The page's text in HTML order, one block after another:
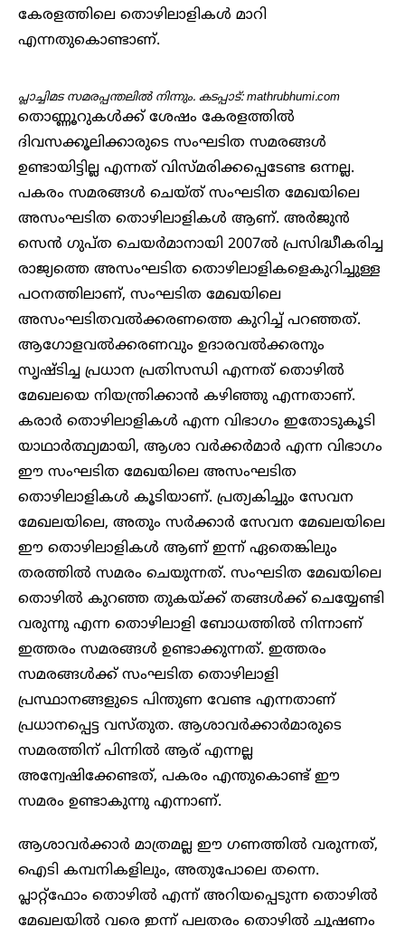
കേരളത്തിലെ തൊഴിലാളികൾ മാറി
എന്നതുകൊണ്ടാണ്.
പ്ലാച്ചിമട സമരപ്പന്തലിൽ നിന്നും. കടപ്പാട്: mathrubhumi.com
തൊണ്ണൂറുകൾക്ക് ശേഷം കേരളത്തിൽ
ദിവസക്കൂലിക്കാരുടെ സംഘടിത സമരങ്ങൾ
ഉണ്ടായിട്ടില്ല എന്നത് വിസ്മരിക്കപ്പെടേണ്ട ഒന്നല്ല.
പകരം സമരങ്ങൾ ചെയ്ത് സംഘടിത മേഖയിലെ
അസംഘടിത തൊഴിലാളികൾ ആണ്. അർജുൻ
സെൻ ഗുപ്ത ചെയർമാനായി 2007ൽ പ്രസിദ്ധീകരിച്ച
രാജ്യത്തെ അസംഘടിത തൊഴിലാളികളെകുറിച്ചുള്ള
പഠനത്തിലാണ്, സംഘടിത മേഖയിലെ
അസംഘടിതവൽക്കരണത്തെ കുറിച്ച് പറഞ്ഞത്.
ആഗോളവൽക്കരണവും ഉദാരവൽക്കരനും
സൃഷ്ടിച്ച പ്രധാന പ്രതിസന്ധി എന്നത് തൊഴിൽ
മേഖലയെ നിയന്ത്രിക്കാൻ കഴിഞ്ഞു എന്നതാണ്.
കരാർ തൊഴിലാളികൾ എന്ന വിഭാഗം ഇതോടുകൂടി
യാഥാർത്ഥ്യമായി, ആശാ വർക്കർമാർ എന്ന വിഭാഗം
ഈ സംഘടിത മേഖയിലെ അസംഘടിത
തൊഴിലാളികൾ കൂടിയാണ്. പ്രത്യകിച്ചും സേവന
മേഖലയിലെ, അതും സർക്കാർ സേവന മേഖലയിലെ
ഈ തൊഴിലാളികൾ ആണ് ഇന്ന് ഏതെങ്കിലും
തരത്തിൽ സമരം ചെയുന്നത്. സംഘടിത മേഖയിലെ
തൊഴിൽ കുറഞ്ഞ തുകയ്ക്ക് തങ്ങൾക്ക് ചെയ്യേണ്ടി
വരുന്നു എന്ന തൊഴിലാളി ബോധത്തിൽ നിന്നാണ്
ഇത്തരം സമരങ്ങൾ ഉണ്ടാക്കുന്നത്. ഇത്തരം
സമരങ്ങൾക്ക് സംഘടിത തൊഴിലാളി
പ്രസ്ഥാനങ്ങളുടെ പിന്തുണ വേണ്ട എന്നതാണ്
പ്രധാനപ്പെട്ട വസ്തുത. ആശാവർക്കാർമാരുടെ
സമരത്തിന് പിന്നിൽ ആര് എന്നല്ല
അന്വേഷിക്കേണ്ടത്, പകരം എന്തുകൊണ്ട് ഈ
സമരം ഉണ്ടാകുന്നു എന്നാണ്.
ആശാവർക്കാർ മാത്രമല്ല ഈ ഗണത്തിൽ വരുന്നത്,
ഐടി കമ്പനികളിലും, അതുപോലെ തന്നെ.
പ്ലാറ്റ്‌ഫോം തൊഴിൽ എന്ന് അറിയപ്പെടുന്ന തൊഴിൽ
മേഖലയിൽ വരെ ഇന്ന് പലതരം തൊഴിൽ ചൂഷണം